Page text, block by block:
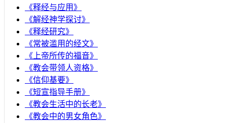
《释经与应用》
《解经神学探讨》
《释经研究》
《常被滥用的经文》
《上帝所传的福音》
《教会带领人资格》
《信仰基要》
《短宣指导手册》
《教会生活中的长老》
《教会中的男女角色》